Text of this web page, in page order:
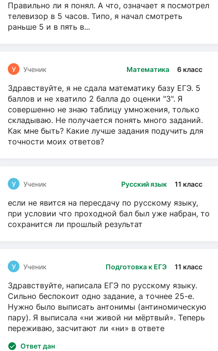
Правильно ли я понял. А что, означает я посмотрел
телевизор в 5 часов. Типо, я начал смотреть
раньше 5 и в пять в...
Математика 6 класс
У Ученик
Здравствуйте, я не сдала математику базу ЕГЭ. 5
баллов и не хватило 2 балла до оценки "3". Я
совершенно не знаю таблицу умножения, только
складываю. Не получается понять много заданий.
Как мне быть? Какие лучше задания подучить для
точности моих ответов?
Русский язык 11 класс
У Ученик
если не явится на пересдачу по русскому языку,
при условии что проходной бал был уже набран, то
сохранится ли прошлый результат
Подготовка к ЕГЭ 11 класс
У Ученик
Здравствуйте, написала ЕГЭ по русскому языку.
Сильно беспокоит одно задание, а точнее 25-е.
Нужно было выписать антонимы (антиномическую
пару). Я выписала «ни живой ни мёртвый». Теперь
переживаю, засчитают ли «ни» в ответе
Ответ дан